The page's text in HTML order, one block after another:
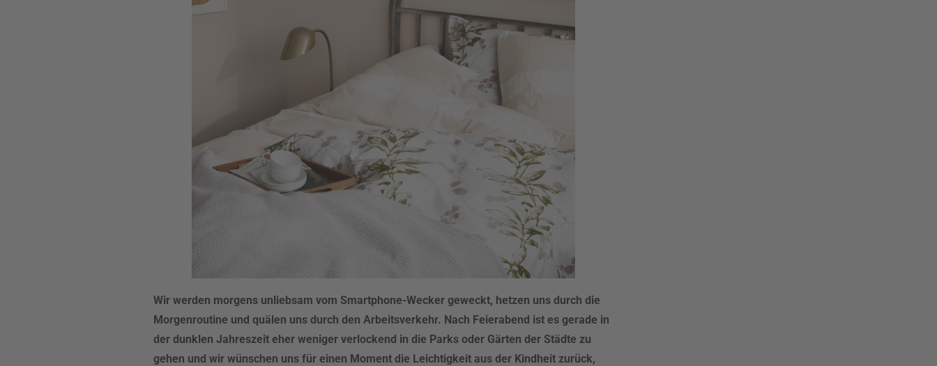
Wir werden morgens unliebsam vom Smartphone-Wecker geweckt, hetzen uns durch die
Morgenroutine und quälen uns durch den Arbeitsverkehr. Nach Feierabend ist es gerade in
der dunklen Jahreszeit eher weniger verlockend in die Parks oder Gärten der Städte zu
gehen und wir wünschen uns für einen Moment die Leichtigkeit aus der Kindheit zurück,